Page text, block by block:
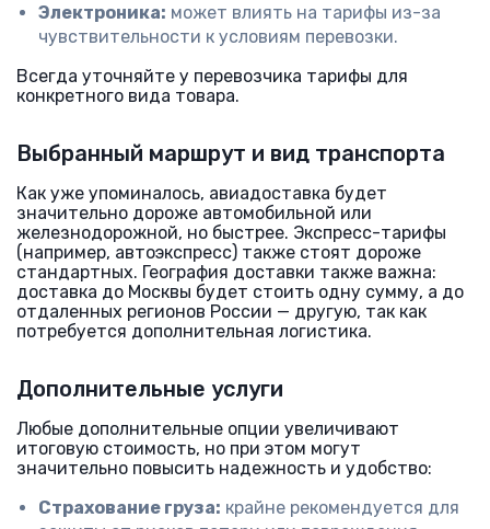
Электроника: может влиять на тарифы из-за
чувствительности к условиям перевозки.
Всегда уточняйте у перевозчика тарифы для
конкретного вида товара.
Выбранный маршрут и вид транспорта
Как уже упоминалось, авиадоставка будет
значительно дороже автомобильной или
железнодорожной, но быстрее. Экспресс-тарифы
(например, автоэкспресс) также стоят дороже
стандартных. География доставки также важна:
доставка до Москвы будет стоить одну сумму, а до
отдаленных регионов России — другую, так как
потребуется дополнительная логистика.
Дополнительные услуги
Любые дополнительные опции увеличивают
итоговую стоимость, но при этом могут
значительно повысить надежность и удобство:
Страхование груза: крайне рекомендуется для